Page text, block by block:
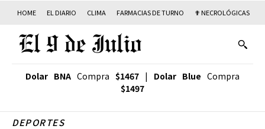
HOME EL DIARIO CLIMA FARMACIAS DE TURNO ✟ NECROLÓGICAS
Dolar BNA Compra $1467 | Dolar Blue Compra
$1497
DEPORTES